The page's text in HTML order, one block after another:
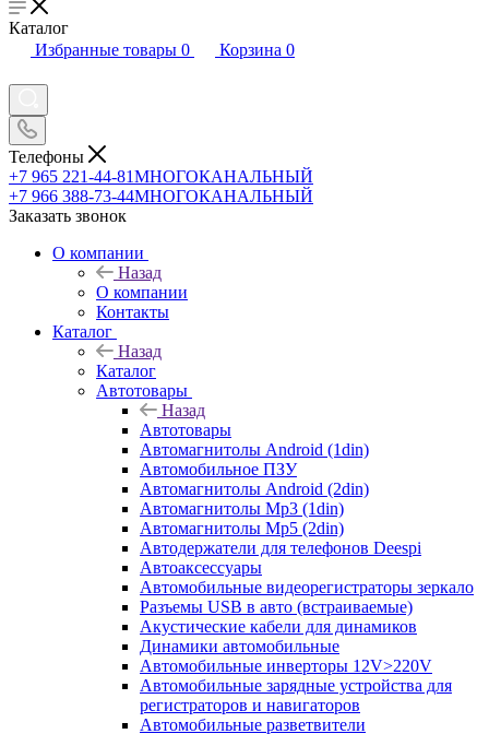
Каталог
Избранные товары 0 Корзина 0
Телефоны
+7 965 221-44-81МНОГОКАНАЛЬНЫЙ
+7 966 388-73-44МНОГОКАНАЛЬНЫЙ
Заказать звонок
О компании
Назад
О компании
Контакты
Каталог
Назад
Каталог
Автотовары
Назад
Автотовары
Автомагнитолы Android (1din)
Автомобильное ПЗУ
Автомагнитолы Android (2din)
Автомагнитолы Mp3 (1din)
Автомагнитолы Mp5 (2din)
Автодержатели для телефонов Deespi
Автоаксессуары
Автомобильные видеорегистраторы зеркало
Разъемы USB в авто (встраиваемые)
Акустические кабели для динамиков
Динамики автомобильные
Автомобильные инверторы 12V>220V
Автомобильные зарядные устройства для
регистраторов и навигаторов
Автомобильные разветвители